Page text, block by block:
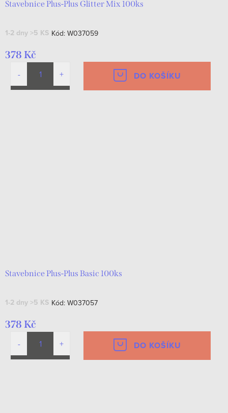
Stavebnice Plus-Plus Glitter Mix 100ks
1-2 dny >5 KS Kód: W037059
378 Kč
DO KOŠÍKU
Stavebnice Plus-Plus Basic 100ks
1-2 dny >5 KS Kód: W037057
378 Kč
DO KOŠÍKU